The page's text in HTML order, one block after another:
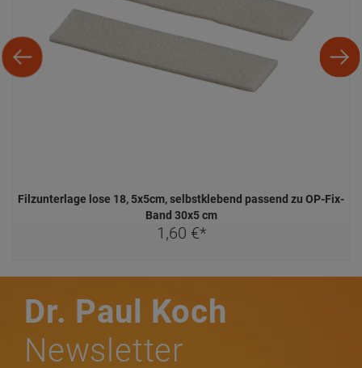
Filzunterlage lose 18, 5x5cm, selbstklebend passend zu OP-Fix-
Band 30x5 cm
1,60 €*
Dr. Paul Koch
Newsletter